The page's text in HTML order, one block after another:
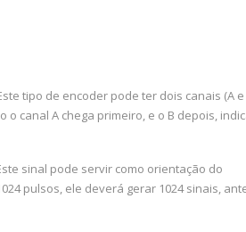
tipo de encoder pode ter dois canais (A e
canal A chega primeiro, e o B depois,
sinal pode servir como orientação do
pulsos, ele deverá gerar 1024 sinais,